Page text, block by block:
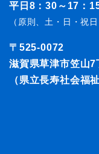
平日8：30～17：
（原則、土・日・祝
〒525-0072
滋賀県草津市笠山
（県立長寿社会福